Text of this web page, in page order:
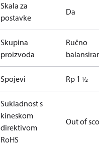
Skala za
postavke
Da
Skupina
proizvoda
Ručno
Spojevi Rp 1 ½
Sukladnost s
kineskom
direktivom
RoHS
Out of